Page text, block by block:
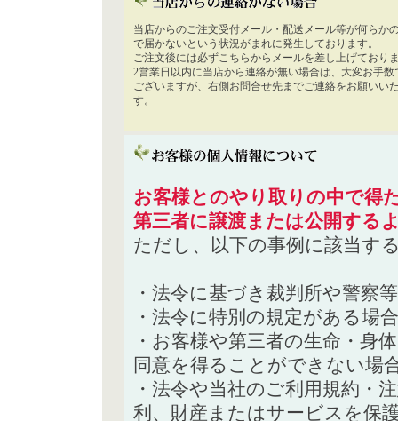
当店からのご注文受付メール・配送メール等が何らか
で届かないという状況がまれに発生しております。
ご注文後には必ずこちらからメールを差し上げており
2営業日以内に当店から連絡が無い場合は、大変お手数
ございますが、右側お問合せ先までご連絡をお願いい
す。
お客様とのやり取りの中で得
第三者に譲渡または公開する
ただし、以下の事例に該当す
・法令に基づき裁判所や警察
・法令に特別の規定がある場合
・お客様や第三者の生命・身
同意を得ることができない場
・法令や当社のご利用規約・
利、財産またはサービスを保